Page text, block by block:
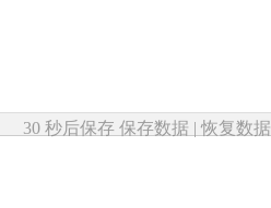
30 秒后保存 保存数据 | 恢复数据